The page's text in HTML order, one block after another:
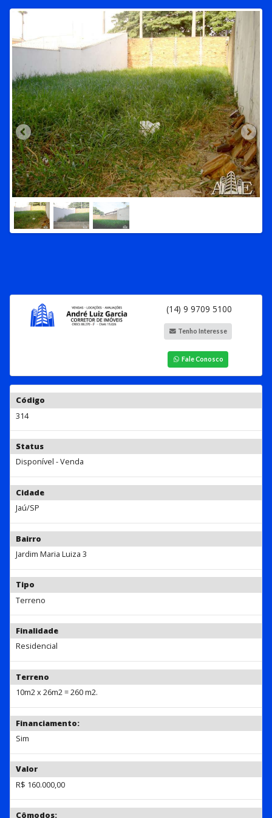
(14) 9 9709 5100
Tenho Interesse
Fale Conosco
Código
314
Status
Disponível - Venda
Cidade
Jaú/SP
Bairro
Jardim Maria Luiza 3
Tipo
Terreno
Finalidade
Residencial
Terreno
10m2 x 26m2 = 260 m2.
Financiamento:
Sim
Valor
R$ 160.000,00
Cômodos: